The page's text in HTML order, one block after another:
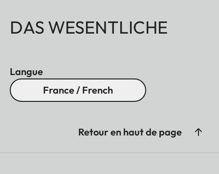
DAS WESENTLICHE
Langue
France / French
Retour en haut de page